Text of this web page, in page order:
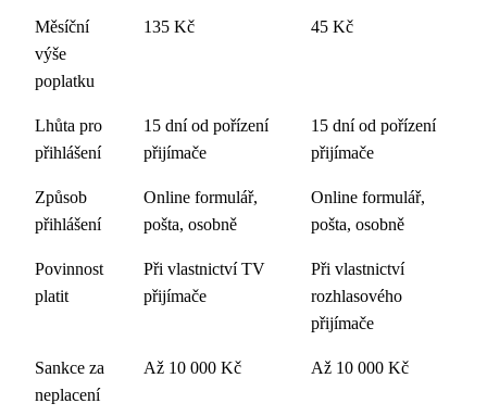
Měsíční
výše
poplatku
135 Kč 45 Kč
Lhůta pro
přihlášení
15 dní od pořízení
přijímače
15 dní od pořízení
přijímače
Způsob
přihlášení
Online formulář,
pošta, osobně
Online formulář,
pošta, osobně
Povinnost
platit
Při vlastnictví TV
přijímače
Při vlastnictví
rozhlasového
přijímače
Sankce za
neplacení
Až 10 000 Kč Až 10 000 Kč